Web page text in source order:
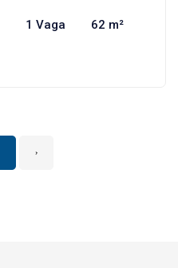
1 Vaga 62 m²
›